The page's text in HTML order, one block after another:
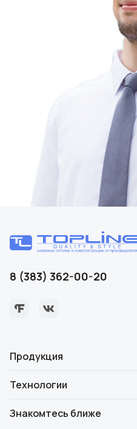
8 (383) 362-00-20
Продукция
Технологии
Знакомтесь ближе